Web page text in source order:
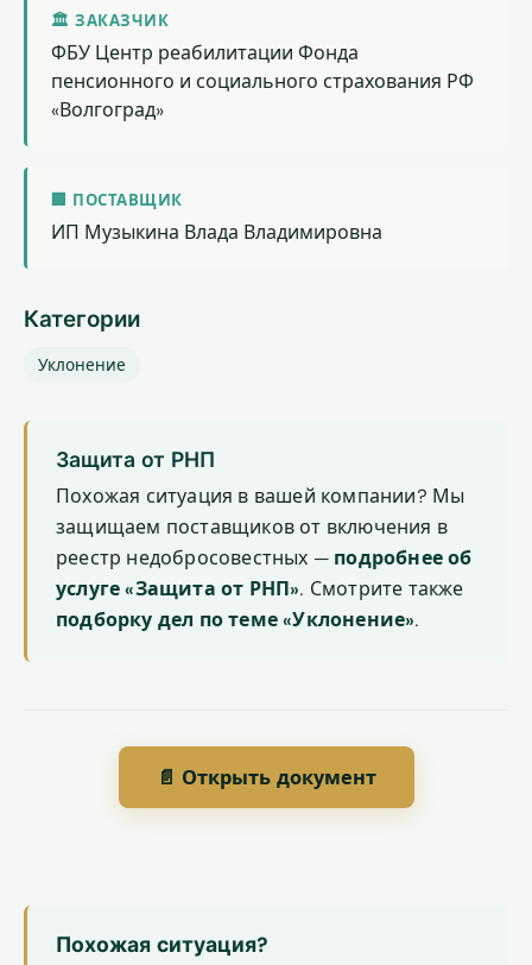
🏛 ЗАКАЗЧИК
ФБУ Центр реабилитации Фонда
пенсионного и социального страхования РФ
«Волгоград»
🏢 ПОСТАВЩИК
ИП Музыкина Влада Владимировна
Категории
Уклонение
Защита от РНП
Похожая ситуация в вашей компании? Мы
защищаем поставщиков от включения в
реестр недобросовестных — подробнее об
услуге «Защита от РНП». Смотрите также
подборку дел по теме «Уклонение».
📄 Открыть документ
Похожая ситуация?